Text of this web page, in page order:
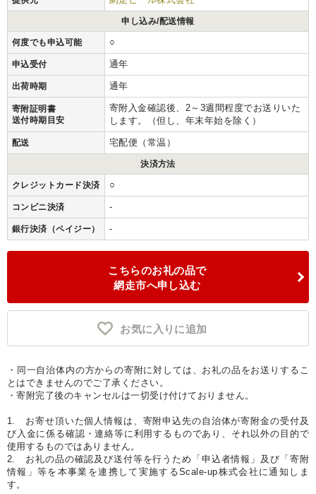
申し込み/配送情報
何度でも申込可能 ○
申込受付 通年
出荷時期 通年
寄附証明書
送付時期目安
寄附入金確認後、2～3週間程度でお送りいた
します。（但し、年末年始を除く）
配送 宅配便（常温）
決済方法
クレジットカード決済 ○
コンビニ決済 -
銀行決済（ペイジー） -
こちらのお礼の品で
網走市へ申し込む
お気に入りに追加
・同一自治体内の方からの寄附に対しては、お礼の品をお送りするこ
とはできませんのでご了承ください。
・寄附完了後のキャンセルは一切受け付けておりません。
1. お寄せ頂いた個人情報は、寄附申込先の自治体が寄附金の受付及
び入金に係る確認・連絡等に利用するものであり、それ以外の目的で
使用するものではありません。
2. お礼の品の確認及び送付等を行うため「申込者情報」及び「寄附
情報」等を本事業を連携して実施するScale-up株式会社に通知しま
す。